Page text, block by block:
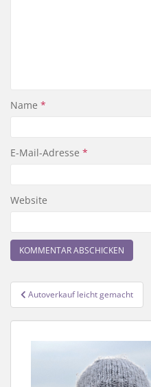
Name *
E-Mail-Adresse *
Website
Beitragsnavigation
Autoverkauf leicht gemacht